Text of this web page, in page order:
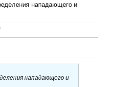
нападающего и
нападающего и